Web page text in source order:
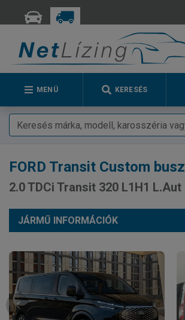
MENÜ KERESÉS
FORD Transit Custom busz
2.0 TDCi Transit 320 L1H1 L.Aut
JÁRMŰ INFORMÁCIÓK